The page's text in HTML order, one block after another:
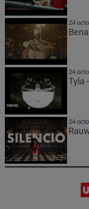
24
24
Tyla
24